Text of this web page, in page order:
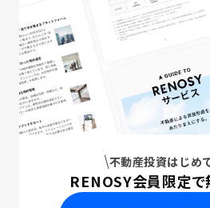
不動産投資はじめ
RENOSY会員限定で